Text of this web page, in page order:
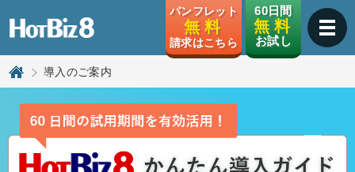
パンフレット
無 料
請求はこちら
60日間
無 料
お試し
トップページ
導入のご案内